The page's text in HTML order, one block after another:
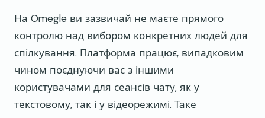
На Omegle ви зазвичай не маєте прямого
контролю над вибором конкретних людей для
спілкування. Платформа працює, випадковим
чином поєднуючи вас з іншими
користувачами для сеансів чату, як у
текстовому, так і у відеорежимі. Таке